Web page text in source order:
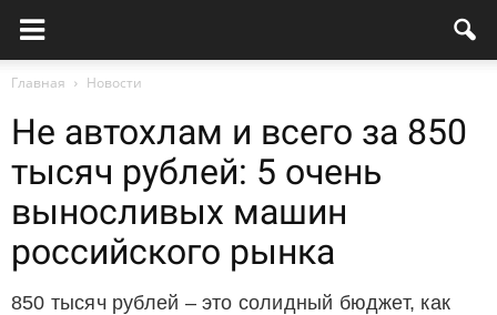
Главная Новости
Не автохлам и всего за 850
тысяч рублей: 5 очень
выносливых машин
российского рынка
850 тысяч рублей – это солидный бюджет, как